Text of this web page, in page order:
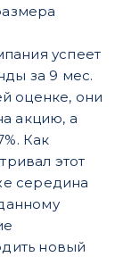
успеет
за 9 мес.
оценке, они
акцию, а
Как
этот
середина
новый